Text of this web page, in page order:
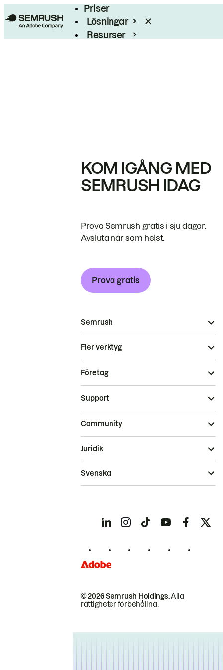
Priser
Lösningar
Resurser
KOM IGÅNG MED
SEMRUSH IDAG
Prova Semrush gratis i sju dagar.
Avsluta när som helst.
Prova gratis
Semrush
Fler verktyg
Företag
Support
Community
© 2026 Semrush Holdings.Alla
rättigheter förbehållna.
Juridik
Svenska